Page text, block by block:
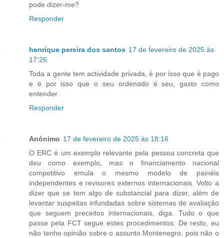
pode dizer-me?
Responder
henrique pereira dos santos 17 de fevereiro de 2025 às
17:26
Toda a gente tem actividade privada, é por isso que é pago
e é por isso que o seu ordenado é seu, gasto como
entender.
Responder
Anónimo 17 de fevereiro de 2025 às 18:16
O ERC é um exemplo relevante pela pessoa concreta que
deu como exemplo, mas o financiamento nacional
competitivo emula o mesmo modelo de painéis
independentes e revisores externos internacionais. Volto a
dizer que se tem algo de substancial para dizer, além de
levantar suspeitas infundadas sobre sistemas de avaliação
que seguem preceitos internacionais, diga. Tudo o que
passe pela FCT segue estes procedimentos. De resto, eu
não tenho opinião sobre o assunto Montenegro, pois não o